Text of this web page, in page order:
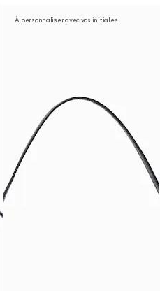
À personnaliser avec vos initiales